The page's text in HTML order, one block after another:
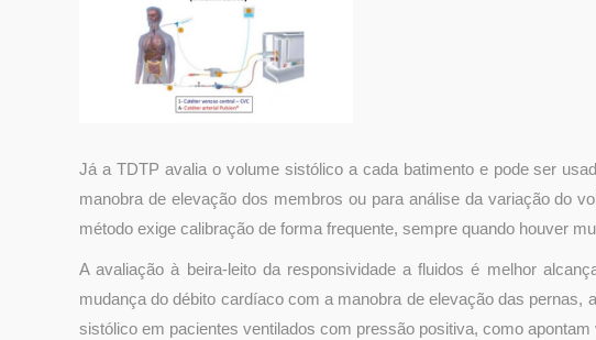
Já a TDTP avalia o volume sistólico a cada batimento e pode ser
manobra de elevação dos membros ou para análise da variação do
método exige calibração de forma frequente, sempre quando houver
A avaliação à beira-leito da responsividade a fluidos é melhor
mudança do débito cardíaco com a manobra de elevação das
sistólico em pacientes ventilados com pressão positiva, como apontam